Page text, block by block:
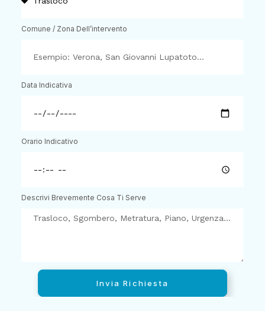
Comune / Zona Dell’intervento
Data Indicativa
Orario Indicativo
Descrivi Brevemente Cosa Ti Serve
Invia Richiesta